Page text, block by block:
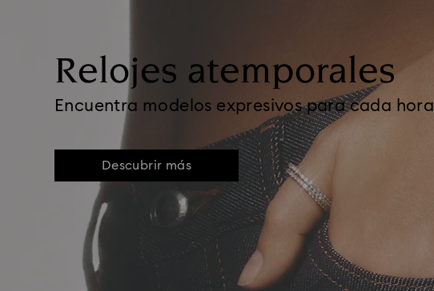
Relojes atemporales
Encuentra modelos expresivos para cada hora
Descubrir más